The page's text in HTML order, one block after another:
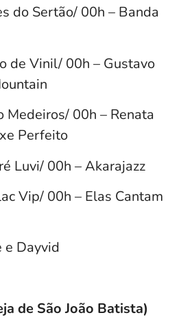
do Sertão/ 00h – Banda
de Vinil/ 00h – Gustavo
Medeiros/ 00h – Renata
Perfeito
Luvi/ 00h – Akarajazz
Vip/ 00h – Elas Cantam
e Dayvid
de São João Batista)